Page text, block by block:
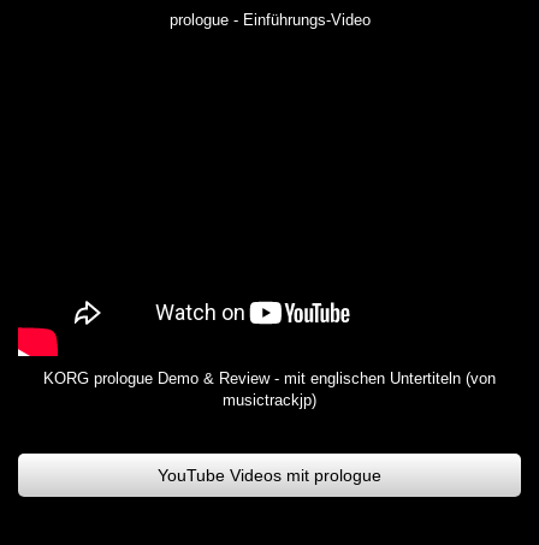
prologue - Einführungs-Video
KORG prologue Demo & Review - mit englischen Untertiteln (von
musictrackjp)
YouTube Videos mit prologue